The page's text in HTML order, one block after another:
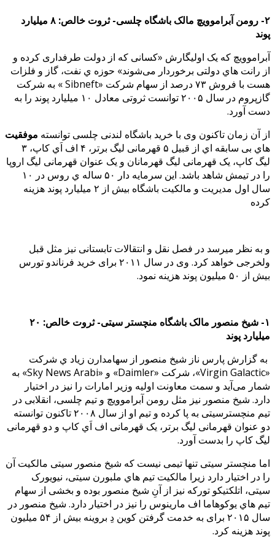
۲- رومن آبراموویچ مالک باشگاه چلسی- ثروت خالص: ۸ میلیارد
پوند
آبراموویچ که یک اولیگارش «کسانی که از دولت طرفداری کرده و
از رانت هاي دولتی برخوردار می‌شوند» حوزه ي نفت، گاز و فلزات
هست با فروش ۷۳ درصد از سهام شرکت «Sibneft » به شرکت
گازپروم در سال ۲۰۰۵ توانست ثروتی معادل ۱۰ میلیارد پوند را به
دست آورد.
از آن زمان تاکنون وی با خرید باشگاه لندنی چلسی توانسته موفقیت
هاي بی سابقه اي از قبیل ۵ قهرمانی لیگ برتر، ۴ اف اَي کاپ، ۳
لیگ کاپ، یک قهرمانی لیگ قهرمانان و یک عنوان قهرمانی لیگ اروپا
را در تیمش شاهد باشد. این سرمایه دار ۵۰ ساله ي روس در ۱۰
سال اول مدیریت و مالکیت باشگاه بیش از ۲ میلیارد پوند هزینه
کرده
و به نظر میرسد در فصل نقل و انتقالات تابستانی نیز مثل قبل
ولخرجی خواهد کرد. وی در سال ۲۰۱۱ برای خرید فرناندو تورس
بیش از ۵۰ میلیون پوند هزینه نمود.
۱- شیخ منصور مالک باشگاه منچستر سیتی- ثروت خالص: ۲۰
میلیارد پوند
به گزارش پارس ناز شیخ منصور از سهامدارن زیاد ي شرکت
«Virgin Galactic»، شرکت «Daimler» و «Sky News Arabi» به
شمار می‌آید و سمت معاونت اولیه وزیر امارات را نیز در اختیار
دارد. شیخ منصور نیز مثل رومن آبراموویچ و تیم چلسی، انقلابی در
تیم منچسترسیتی به پا کرده و تیم او از سال ۲۰۰۸ تاکنون توانسته
دو عنوان قهرمانی لیگ برتر، یک قهرمانی اف اَي کاپ و دو قهرمانی
لیگ کاپ را بدست آورد.
اما منچستر سیتی تنها تیمی نیست که شیخ منصور سیتی مالکیت آن
را در اختیار دارد زیرا مالکیت تیم هاي ملبورن سیتی، نیویورک
سیتی، اتلکتیکو تورکه نیز از آنِ شیخ منصور بوده و بخشی از سهام
تیم هاي یوکوهاما اف مارینوس را نیز در اختیار دارد. شیخ منصور در
سال ۲۰۱۵ برای به خدمت گرفتن کوین دِ بروینه بیش از ۵۴ میلیون
پوند هزینه کرد.